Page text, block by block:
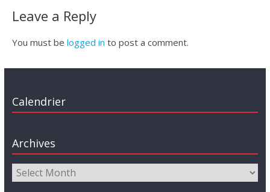
Leave a Reply
You must be logged in to post a comment.
Calendrier
Archives